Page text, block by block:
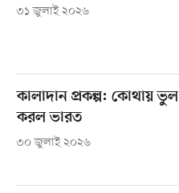
৩১ জুলাই ২০২৬
কালাদান প্রকল্প: কোথায় ভুল
করল ভারত
৩০ জুলাই ২০২৬